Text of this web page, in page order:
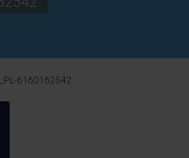
przesyłki
6160162542